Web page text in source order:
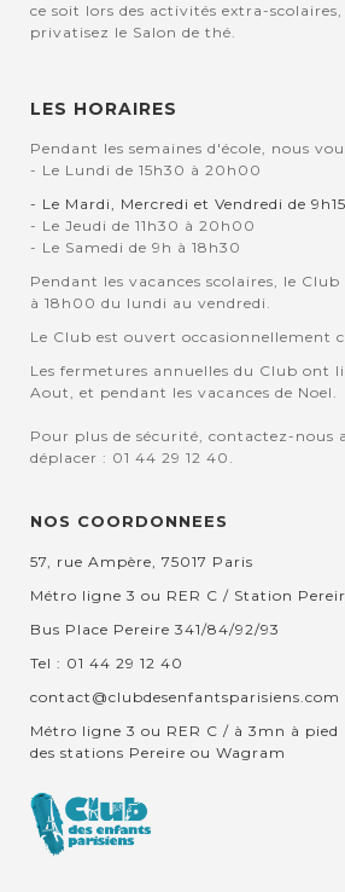
ce soit lors des activités extra-
privatisez le Salon de thé.
LES HORAIRES
Pendant les semaines d'école, nous
- Le Lundi de 15h30 à 20h00
- Le Mardi, Mercredi et Vendredi de
- Le Jeudi de 11h30 à 20h00
- Le Samedi de 9h à 18h30
Pendant les vacances scolaires, le
à 18h00 du lundi au vendredi.
Le Club est ouvert occasionnellement
Les fermetures annuelles du Club ont
Aout, et pendant les vacances de Noel.
Pour plus de sécurité, contactez-nous
déplacer : 01 44 29 12 40.
NOS COORDONNEES
57, rue Ampère, 75017 Paris
Métro ligne 3 ou RER C / Station
Bus Place Pereire 341/84/92/93
Tel : 01 44 29 12 40
contact@clubdesenfantsparisiens.com
Métro ligne 3 ou RER C / à 3mn à pied
des stations Pereire ou Wagram